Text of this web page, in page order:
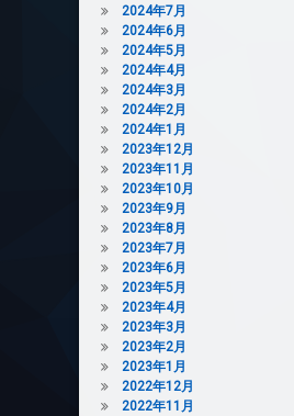
2024年7月
2024年6月
2024年5月
2024年4月
2024年3月
2024年2月
2024年1月
2023年12月
2023年11月
2023年10月
2023年9月
2023年8月
2023年7月
2023年6月
2023年5月
2023年4月
2023年3月
2023年2月
2023年1月
2022年12月
2022年11月